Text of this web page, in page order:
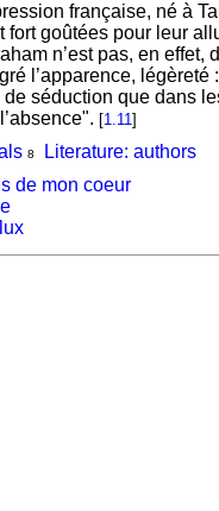
française, né à
fort goûtées pour leur
n’est pas, en
l’apparence,
de séduction que dans
[1.11]
8
Literature: authors
de mon coeur